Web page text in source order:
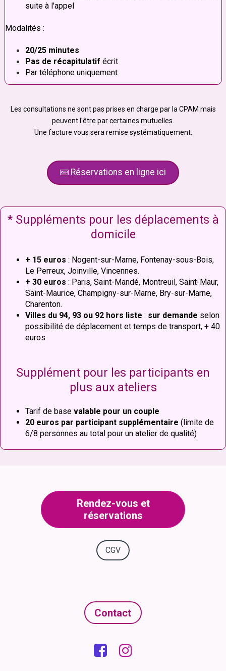
suite à l'appel
Modalités :
20/25 minutes
Pas de récapitulatif écrit
Par téléphone uniquement
Les consultations ne sont pas prises en charge par la CPAM mais
peuvent l'être par certaines mutuelles.
Une facture vous sera remise systématiquement.
Réservations en ligne ici
* Suppléments pour les déplacements à
domicile
+ 15 euros : Nogent-sur-Marne, Fontenay-sous-Bois,
Le Perreux, Joinville, Vincennes.
+ 30 euros : Paris, Saint-Mandé, Montreuil, Saint-Maur,
Saint-Maurice, Champigny-sur-Marne, Bry-sur-Marne,
Charenton.
Villes du 94, 93 ou 92 hors liste : sur demande selon
possibilité de déplacement et temps de transport, + 40
euros
Supplément pour les participants en
plus aux ateliers
Tarif de base valable pour un couple
20 euros par participant supplémentaire (limite de
6/8 personnes au total pour un atelier de qualité)
Rendez-vous et
réservations
CGV
Contact
 